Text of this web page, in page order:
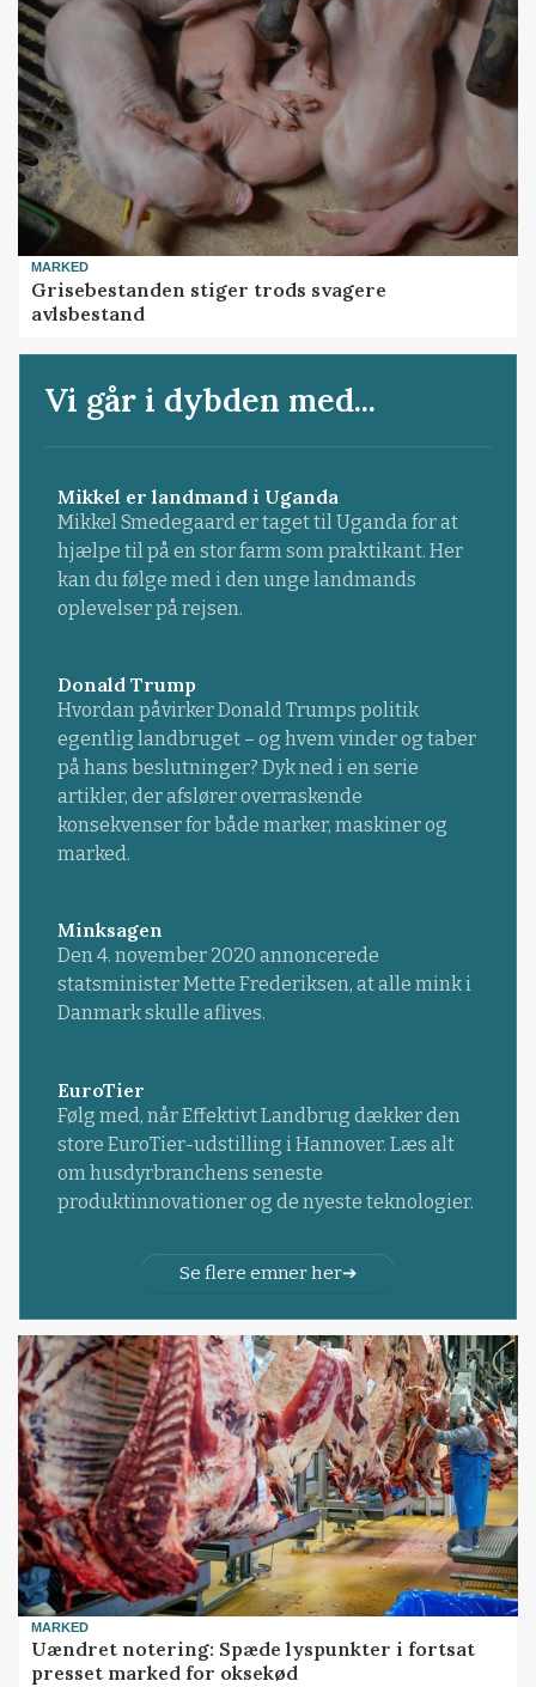
MARKED
Grisebestanden stiger trods svagere
avlsbestand
Vi går i dybden med...
Mikkel er landmand i Uganda
Mikkel Smedegaard er taget til Uganda for at
hjælpe til på en stor farm som praktikant. Her
kan du følge med i den unge landmands
oplevelser på rejsen.
Donald Trump
Hvordan påvirker Donald Trumps politik
egentlig landbruget – og hvem vinder og taber
på hans beslutninger? Dyk ned i en serie
artikler, der afslører overraskende
konsekvenser for både marker, maskiner og
marked.
Minksagen
Den 4. november 2020 annoncerede
statsminister Mette Frederiksen, at alle mink i
Danmark skulle aflives.
EuroTier
Følg med, når Effektivt Landbrug dækker den
store EuroTier-udstilling i Hannover. Læs alt
om husdyrbranchens seneste
produktinnovationer og de nyeste teknologier.
Se flere emner her
MARKED
Uændret notering: Spæde lyspunkter i fortsat
presset marked for oksekød